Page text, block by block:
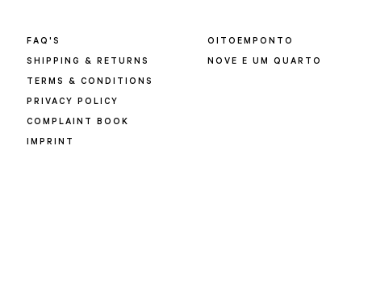
FAQ'S
SHIPPING & RETURNS
TERMS & CONDITIONS
PRIVACY POLICY
COMPLAINT BOOK
IMPRINT
OITOEMPONTO
NOVE E UM QUARTO